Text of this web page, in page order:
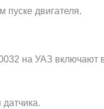
пуске двигателя.
на УАЗ включают